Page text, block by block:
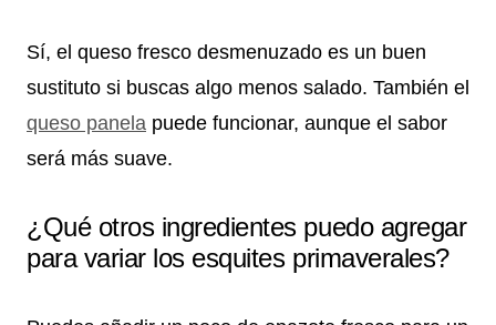
Sí, el queso fresco desmenuzado es un buen
sustituto si buscas algo menos salado. También el
queso panela puede funcionar, aunque el sabor
será más suave.
¿Qué otros ingredientes puedo agregar
para variar los esquites primaverales?